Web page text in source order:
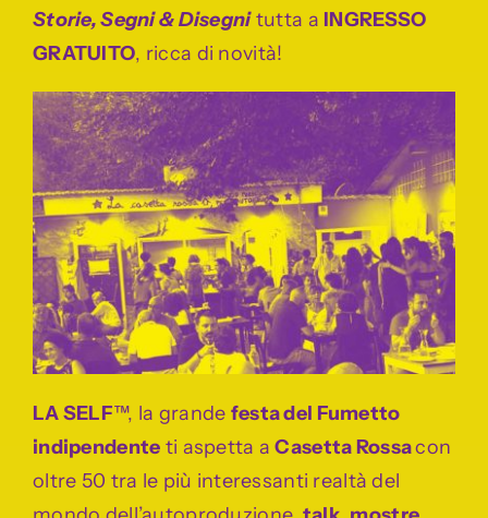
Storie, Segni & Disegnitutta a INGRESSO
GRATUITO, ricca di novità!
LA SELF™, la grande festa del Fumetto
indipendente ti aspetta aCasetta Rossacon
oltre 50 tra le più interessanti realtà del